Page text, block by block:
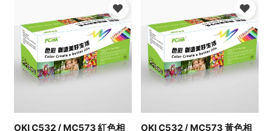
OKI C532 / MC573 紅色相
OKI C532 / MC573 黃色相